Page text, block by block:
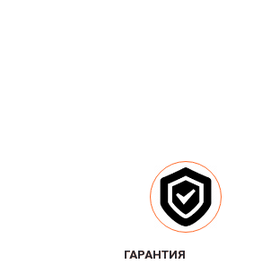
ГАРАНТИЯ
ГАРАНТИЯ